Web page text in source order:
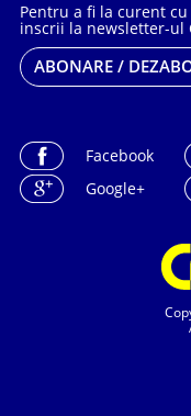
Pentru a fi la curent
inscrii la newsletter-ul
ABONARE /
Facebook
Google+